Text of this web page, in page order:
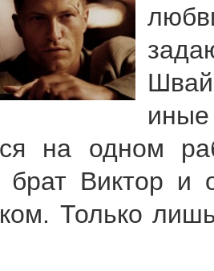
на одном
Виктор и
Только